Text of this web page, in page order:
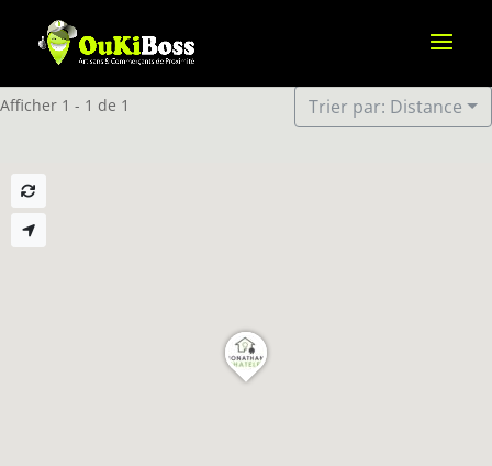
Afficher 1 - 1 de 1 Trier par: Distance